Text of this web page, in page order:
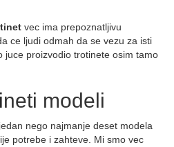
vec ima prepoznatljivu
ce ljudi odmah da se vezu za isti
juce proizvodio trotinete osim tamo
modeli
nego najmanje deset modela
potrebe i zahteve. Mi smo vec